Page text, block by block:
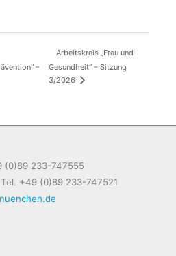
–
Arbeitskreis „Frau und
Gesundheit“ – Sitzung
3/2026
(0)89 233-747555
+49 (0)89 233-747521